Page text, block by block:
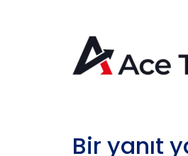
Bir yanıt